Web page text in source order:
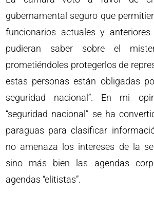
gubernamental seguro que
funcionarios actuales y
pudieran saber sobre el
prometiéndoles protegerlos de
estas personas están obligadas
seguridad nacional”. En mi
“seguridad nacional” se ha
paraguas para clasificar
no amenaza los intereses de la
sino más bien las agendas
agendas “elitistas”.